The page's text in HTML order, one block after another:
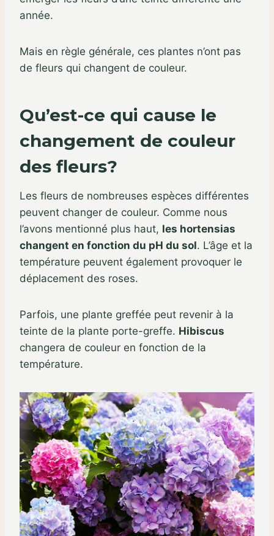
année.
Mais en règle générale, ces plantes n’ont pas
de fleurs qui changent de couleur.
Qu’est-ce qui cause le
changement de couleur
des fleurs?
Les fleurs de nombreuses espèces différentes
peuvent changer de couleur. Comme nous
l’avons mentionné plus haut, les hortensias
changent en fonction du pH du sol. L’âge et la
température peuvent également provoquer le
déplacement des roses.
Parfois, une plante greffée peut revenir à la
teinte de la plante porte-greffe. Hibiscus
changera de couleur en fonction de la
température.